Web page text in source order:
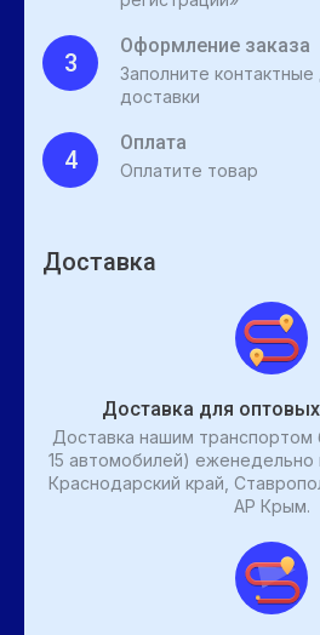
3
Оформление заказа
Заполните
доставки
4
Оплата
Оплатите товар
Доставка
Доставка для
Доставка нашим транспортом
15 автомобилей) еженедельно
Краснодарский край,
АР Крым.